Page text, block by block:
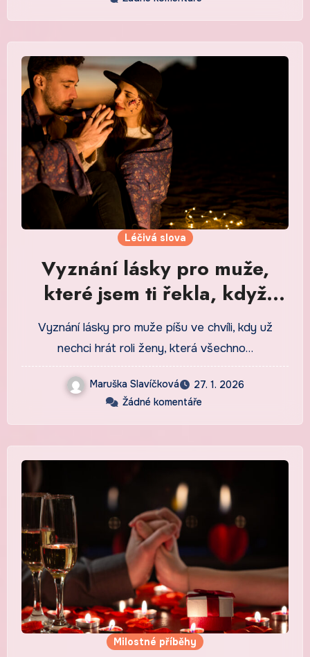
Léčivá slova
Vyznání lásky pro muže,
které jsem ti řekla, když
jsem přestala být statečná
Vyznání lásky pro muže píšu ve chvíli, kdy už
nechci hrát roli ženy, která všechno…
Maruška Slavíčková
27. 1. 2026
Žádné komentáře
Milostné příběhy